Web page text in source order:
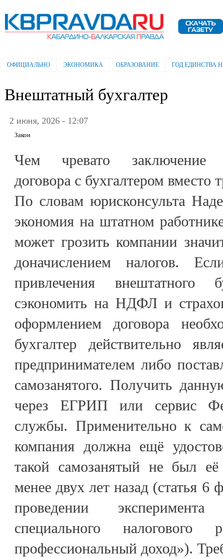
Электронная газета "Кабардино-
Балкарская правда"
Главное меню
ОФИЦИАЛЬНО ЭКОНОМИКА ОБРАЗОВАНИЕ ГОД ЕДИНСТВА
Внештатный бухгалтер
2 июня, 2026 - 12:07
Закон
Чем чревато заключение
договора с бухгалтером вместо
По словам юрисконсульта
экономия на штатном
может грозить компании
доначислением налогов.
привлечения внештатного
сэкономить на НДФЛ и
оформлением договора
бухгалтер действительно
предпринимателем либо
самозанятого. Получить
через ЕГРИП или сервис
службы. Применительно к
компания должна ещё
такой самозанятый не был
менее двух лет назад (статья 6
проведении
специального
профессиональный доход»).